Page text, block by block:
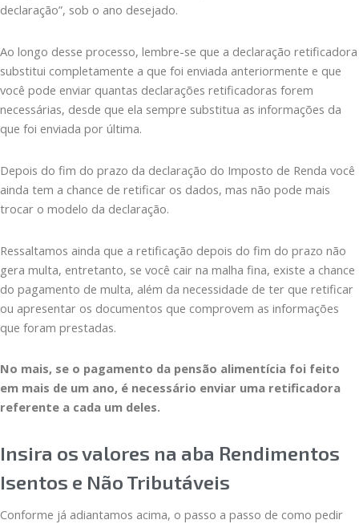
declaração”, sob o ano desejado.
Ao longo desse processo, lembre-se que a declaração retificadora
substitui completamente a que foi enviada anteriormente e que
você pode enviar quantas declarações retificadoras forem
necessárias, desde que ela sempre substitua as informações da
que foi enviada por última.
Depois do fim do prazo da declaração do Imposto de Renda você
ainda tem a chance de retificar os dados, mas não pode mais
trocar o modelo da declaração.
Ressaltamos ainda que a retificação depois do fim do prazo não
gera multa, entretanto, se você cair na malha fina, existe a chance
do pagamento de multa, além da necessidade de ter que retificar
ou apresentar os documentos que comprovem as informações
que foram prestadas.
No mais, se o pagamento da pensão alimentícia foi feito
em mais de um ano, é necessário enviar uma retificadora
referente a cada um deles.
Insira os valores na aba Rendimentos
Isentos e Não Tributáveis
Conforme já adiantamos acima, o passo a passo de como pedir